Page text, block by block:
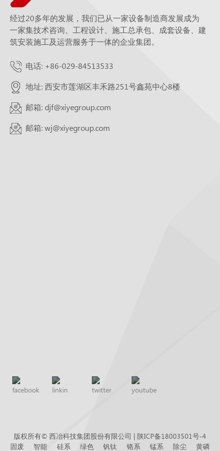
经过20多年的发展，我们已从一家设备制造商发展成为
一家集技术咨询、工程设计、施工总承包、成套设备、建
筑安装施工及运营服务于一体的企业集团。
电话: +86-029-84513533
地址: 西安市莲湖区丰禾路251号鑫苑中心8楼
邮箱: djf@xiyegroup.com
邮箱: wj@xiyegroup.com
版权所有© 西冶科技集团股份有限公司 | 陕ICP备18003501号-4
固废
智能 硅系 绿色 钒钛 铬系 锰系 除尘 黄磷